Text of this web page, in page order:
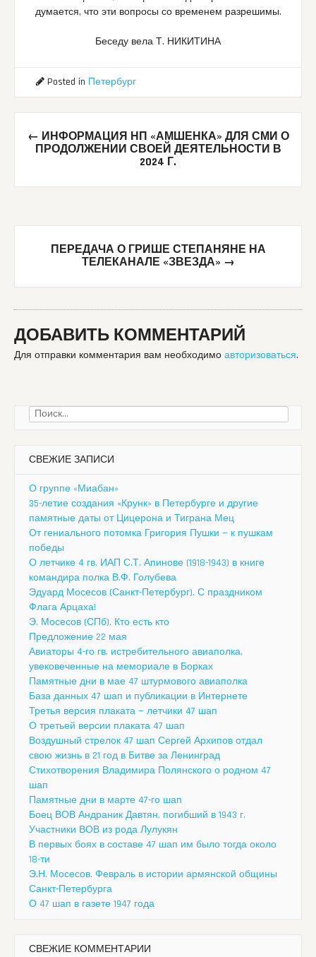
думается, что эти вопросы со временем разрешимы.
Беседу вела Т. НИКИТИНА
Posted in Петербург
Post
navigation
← ИНФОРМАЦИЯ НП «АМШЕНКА» ДЛЯ СМИ О
ПРОДОЛЖЕНИИ СВОЕЙ ДЕЯТЕЛЬНОСТИ В
2024 Г.
ПЕРЕДАЧА О ГРИШЕ СТЕПАНЯНЕ НА
ТЕЛЕКАНАЛЕ «ЗВЕЗДА» →
ДОБАВИТЬ КОММЕНТАРИЙ
Для отправки комментария вам необходимо авторизоваться.
Найти:
СВЕЖИЕ ЗАПИСИ
О группе «Миабан»
35-летие создания «Крунк» в Петербурге и другие
памятные даты от Цицерона и Тиграна Мец
От гениального потомка Григория Пушки — к пушкам
победы
О летчике 4 гв. ИАП С.Т. Апинове (1918-1943) в книге
командира полка В.Ф. Голубева
Эдуард Мосесов (Санкт-Петербург). С праздником
Флага Арцаха!
Э. Мосесов (СПб). Кто есть кто
Предложение 22 мая
Авиаторы 4-го гв. истребительного авиаполка,
увековеченные на мемориале в Борках
Памятные дни в мае 47 штурмового авиаполка
База данных 47 шап и публикации в Интернете
Третья версия плаката — летчики 47 шап
О третьей версии плаката 47 шап
Воздушный стрелок 47 шап Сергей Архипов отдал
свою жизнь в 21 год в Битве за Ленинград
Стихотворения Владимира Полянского о родном 47
шап
Памятные дни в марте 47-го шап
Боец ВОВ Андраник Давтян, погибший в 1943 г.
Участники ВОВ из рода Лулукян
В первых боях в составе 47 шап им было тогда около
18-ти
Э.Н. Мосесов. Февраль в истории армянской общины
Санкт-Петербурга
О 47 шап в газете 1947 года
СВЕЖИЕ КОММЕНТАРИИ